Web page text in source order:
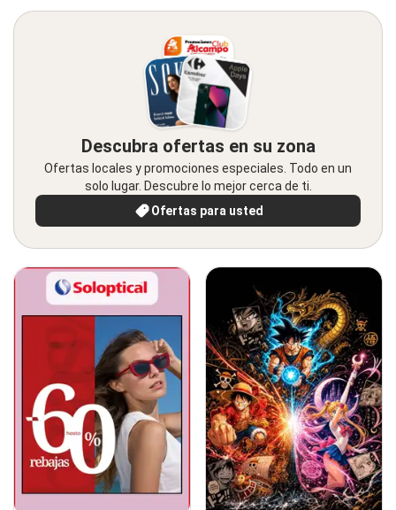
Descubra ofertas en su zona
Ofertas locales y promociones especiales. Todo en un
solo lugar. Descubre lo mejor cerca de ti.
Ofertas para usted